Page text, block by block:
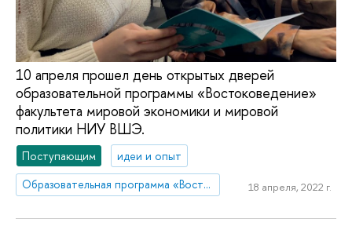
10 апреля прошел день открытых дверей
образовательной программы «Востоковедение»
факультета мировой экономики и мировой
политики НИУ ВШЭ.
Поступающим
идеи и опыт
Образовательная программа «Востоковедение»
18 апреля, 2022 г.